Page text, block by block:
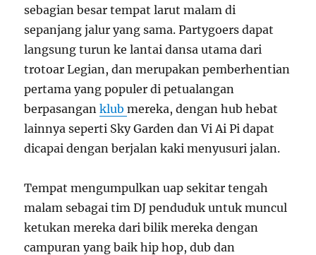
sebagian besar tempat larut malam di
sepanjang jalur yang sama. Partygoers dapat
langsung turun ke lantai dansa utama dari
trotoar Legian, dan merupakan pemberhentian
pertama yang populer di petualangan
berpasanganklubmereka, dengan hub hebat
lainnya seperti Sky Garden dan Vi Ai Pi dapat
dicapai dengan berjalan kaki menyusuri jalan.
Tempat mengumpulkan uap sekitar tengah
malam sebagai tim DJ penduduk untuk muncul
ketukan mereka dari bilik mereka dengan
campuran yang baik hip hop, dub dan